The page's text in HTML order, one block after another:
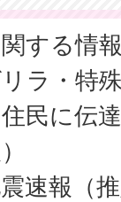
する情
ラ・特
民に伝
速報（